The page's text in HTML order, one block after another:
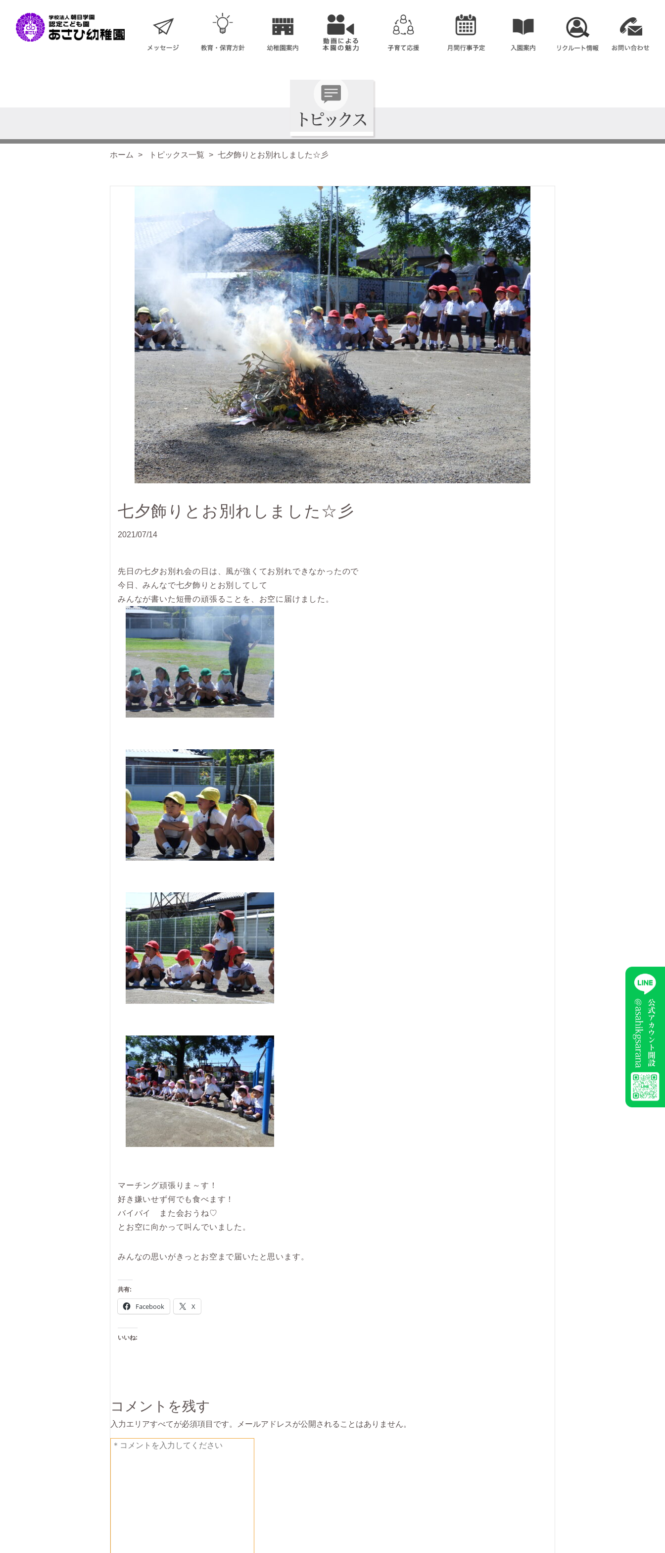
ホーム トピックス一覧 七夕飾りとお別れしました☆彡
七夕飾りとお別れしました☆彡
2021/07/14
先日の七夕お別れ会の日は、風が強くてお別れできなかったので
今日、みんなで七夕飾りとお別してして
みんなが書いた短冊の頑張ることを、お空に届けました。
マーチング頑張りま～す！
好き嫌いせず何でも食べます！
バイバイ また会おうね♡
とお空に向かって叫んでいました。
みんなの思いがきっとお空まで届いたと思います。
共有:
Facebook X
いいね:
コメントを残す
入力エリアすべてが必須項目です。メールアドレスが公開されることはありません。